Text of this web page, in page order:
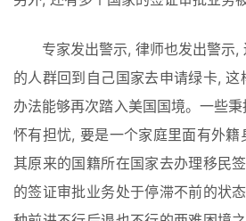
专家发出警示, 律师也发出警示,
的人群回到自己国家去申请绿卡,
办法能够再次踏入美国国境。一些
怀有担忧, 要是一个家庭里面有外籍
其原来的国籍所在国家去办理移民
的签证审批业务处于停滞不前的状